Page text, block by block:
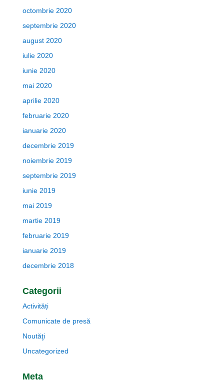
octombrie 2020
septembrie 2020
august 2020
iulie 2020
iunie 2020
mai 2020
aprilie 2020
februarie 2020
ianuarie 2020
decembrie 2019
noiembrie 2019
septembrie 2019
iunie 2019
mai 2019
martie 2019
februarie 2019
ianuarie 2019
decembrie 2018
Categorii
Activități
Comunicate de presă
Noutăţi
Uncategorized
Meta